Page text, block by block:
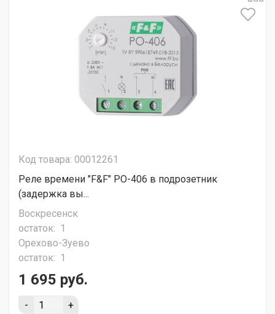
Код товара: 00012261
Реле времени "F&F" PO-406 в подрозетник
(задержка вы...
Воскресенск
остаток: 1
Орехово-Зуево
остаток: 1
1 695 руб.
- +